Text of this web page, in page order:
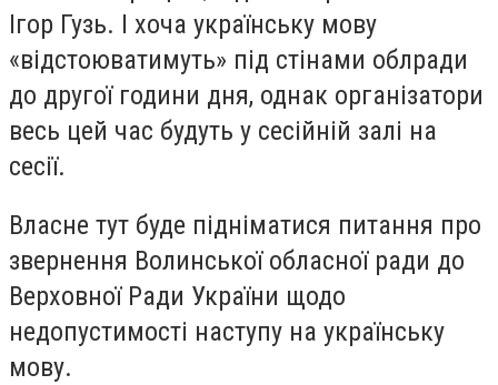
Ігор Гузь. І хоча українську мову
«відстоюватимуть» під стінами облради
до другої години дня, однак організатори
весь цей час будуть у сесійній залі на
сесії.
Власне тут буде підніматися питання про
звернення Волинської обласної ради до
Верховної Ради України щодо
недопустимості наступу на українську
мову.